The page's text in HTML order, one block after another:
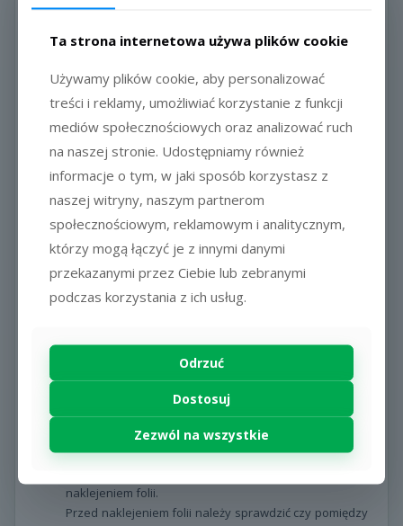
odklejania ulega zniszczeniu, kruszy się i nie daje się
Grubość: 55 mikronów bez papieru kryjącego.
doskonale nadaje się do naklejania bezpośrednio na
obwody drukowane.
Odporność na temperaturę: -40 do +90 st. Celsjusza.
Folia NIE powinna być służyć do zabezpieczania dwóch
powierzchni, które podlegają drganiom lub mogą się
względem siebie przesuwać w trakcie normalnego
użytkowania gdyż może dojść do samoistnego
pęknięcia plomby – w takich przypadkach
zdecydowanie zalecamy stosowanie plomb VOID,
Zalecenia:
zanieczyszczeń, które mogłyby wpłynąć niekorzystnie
Świeżo lakierowane lub malowane powierzchnie
powinny być pozostawione do wyschnięcia przez
minimum 3 tygodnie. Możliwości zastosowania
wybranych lakierów lub farb z folią samoprzylepną
naklejeniem folii.
Przed naklejeniem folii należy sprawdzić czy pomiędzy
Ta strona internetowa używa plików cookie
Używamy plików cookie, aby personalizować
treści i reklamy, umożliwiać korzystanie z funkcji
mediów społecznościowych oraz analizować ruch
na naszej stronie. Udostępniamy również
informacje o tym, w jaki sposób korzystasz z
naszej witryny, naszym partnerom
społecznościowym, reklamowym i analitycznym,
którzy mogą łączyć je z innymi danymi
przekazanymi przez Ciebie lub zebranymi
podczas korzystania z ich usług.
Odrzuć
Dostosuj
Zezwól na wszystkie